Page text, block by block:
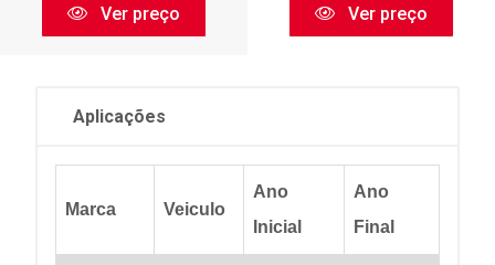
Ver preço Ver preço
Aplicações
Marca Veiculo
Ano
Inicial
Ano
Final